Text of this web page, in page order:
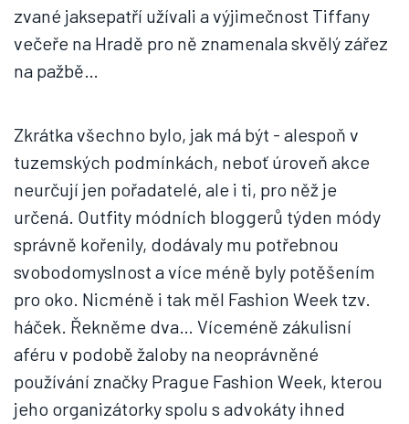
zvané jaksepatří užívali a výjimečnost Tiffany
večeře na Hradě pro ně znamenala skvělý zářez
na pažbě…
Zkrátka všechno bylo, jak má být - alespoň v
tuzemských podmínkách, neboť úroveň akce
neurčují jen pořadatelé, ale i ti, pro něž je
určená. Outfity módních bloggerů týden módy
správně kořenily, dodávaly mu potřebnou
svobodomyslnost a více méně byly potěšením
pro oko. Nicméně i tak měl Fashion Week tzv.
háček. Řekněme dva… Víceméně zákulisní
aféru v podobě žaloby na neoprávněné
používání značky Prague Fashion Week, kterou
jeho organizátorky spolu s advokáty ihned